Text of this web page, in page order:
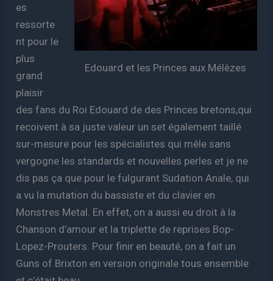
Edouard et les Princes aux Mélèzes
es
ressorte
nt pour le
plus
grand
plaisir
des fans du Roi Edouard de des Princes bretons,qui
recoivent à sa juste valeur un set également taillé
sur-mesure pour les spécialistes qui mêle sans
vergogne les standards et nouvelles perles et je ne
dis pas ça que pour le fulgurant Sudation Anale, qui
a vu la mutation du bassiste et du clavier en
Monstres Metal. En effet, on a aussi eu droit à la
Chanson d’amour et la triplette de reprises Bop-
Lopez-Prouters. Pour finir en beauté, on a fait un
Guns of Brixton en version originale tous ensemble